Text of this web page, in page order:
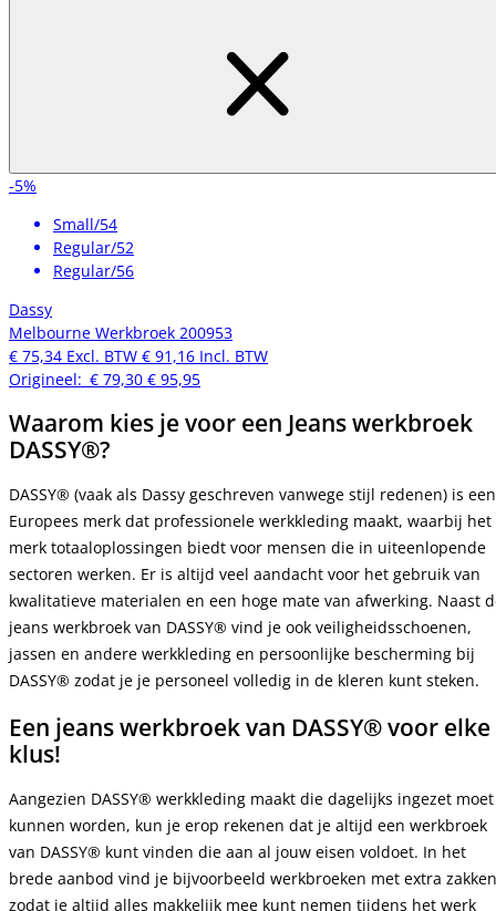
-5%
Small/54
Regular/52
Regular/56
Dassy
Melbourne Werkbroek 200953
€ 75,34 Excl. BTW € 91,16 Incl. BTW
Origineel: € 79,30 € 95,95
Waarom kies je voor een Jeans werkbroek
DASSY®?
DASSY® (vaak als Dassy geschreven vanwege stijl redenen) is een
Europees merk dat professionele werkkleding maakt, waarbij het
merk totaaloplossingen biedt voor mensen die in uiteenlopende
sectoren werken. Er is altijd veel aandacht voor het gebruik van
kwalitatieve materialen en een hoge mate van afwerking. Naast
jeans werkbroek van DASSY® vind je ook veiligheidsschoenen,
jassen en andere werkkleding en persoonlijke bescherming bij
DASSY® zodat je je personeel volledig in de kleren kunt steken.
Een jeans werkbroek van DASSY® voor elke
klus!
Aangezien DASSY® werkkleding maakt die dagelijks ingezet moet
kunnen worden, kun je erop rekenen dat je altijd een werkbroek
van DASSY® kunt vinden die aan al jouw eisen voldoet. In het
brede aanbod vind je bijvoorbeeld werkbroeken met extra
zodat je altijd alles makkelijk mee kunt nemen tijdens het werk